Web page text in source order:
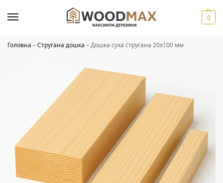
0
Головна –Стругана дошка –Дошка суха стругана 20х100 мм